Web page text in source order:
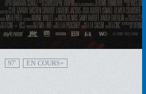
97' EN COURS